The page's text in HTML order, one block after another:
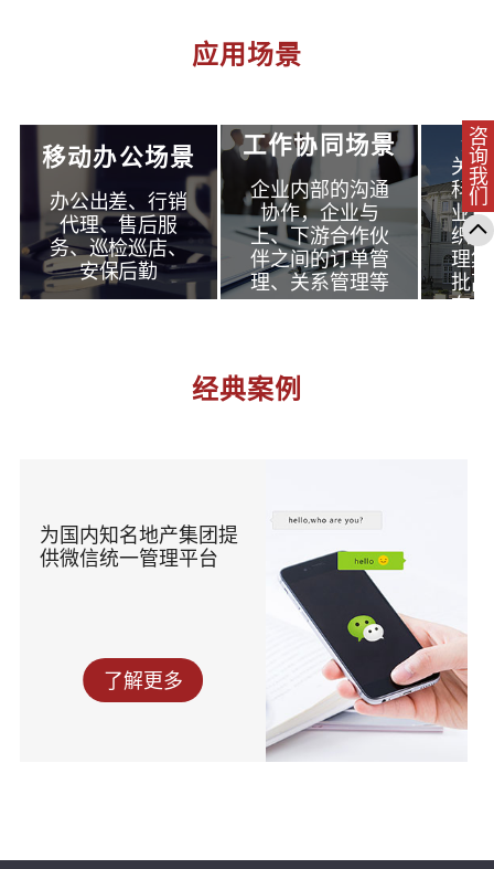
应用场景
移动办公场景
办公出差、行销
代理、售后服
务、巡检巡店、
安保后勤
工作协同场景
企业内部的沟通
协作，企业与
上、下游合作伙
伴之间的订单管
理、关系管理等
适
关
科
业
织
理
批
布
经典案例
为国内知名地产集团提
供微信统一管理平台
了解更多
咨询我们